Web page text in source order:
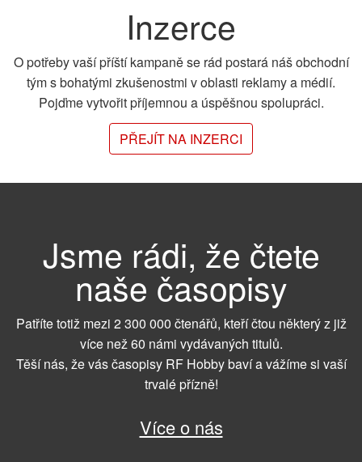
Inzerce
O potřeby vaší příští kampaně se rád postará náš obchodní
tým s bohatými zkušenostmi v oblasti reklamy a médií.
Pojďme vytvořit příjemnou a úspěšnou spolupráci.
PŘEJÍT NA INZERCI
Jsme rádi, že čtete
naše časopisy
Patříte totiž mezi 2 300 000 čtenářů, kteří čtou některý z již
více než 60 námi vydávaných titulů.
Těší nás, že vás časopisy RF Hobby baví a vážíme si vaší
trvalé přízně!
Více o nás